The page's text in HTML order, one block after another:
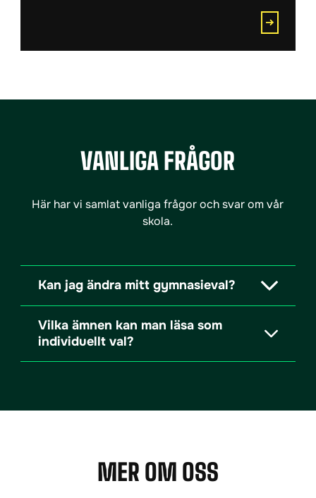
VANLIGA FRÅGOR
Här har vi samlat vanliga frågor och svar om vår
skola.
Kan jag ändra mitt gymnasieval?
Vilka ämnen kan man läsa som
individuellt val?
MER OM OSS